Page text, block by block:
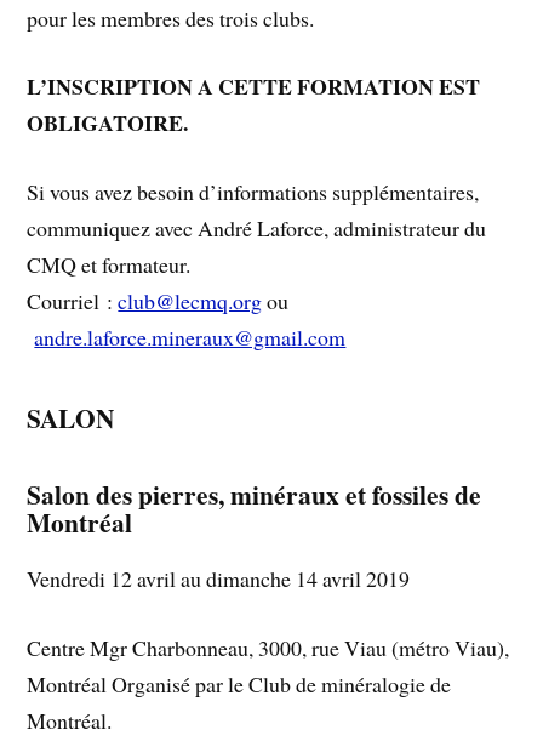
pour les membres des trois clubs.
L’INSCRIPTION A CETTE FORMATION EST
OBLIGATOIRE.
Si vous avez besoin d’informations supplémentaires,
communiquez avec André Laforce, administrateur du
CMQ et formateur.
Courriel :club@lecmq.orgou
andre.laforce.mineraux@gmail.com
SALON
Salon des pierres, minéraux et fossiles de
Montréal
Vendredi 12 avril au dimanche 14 avril 2019
Centre Mgr Charbonneau, 3000, rue Viau (métro Viau),
Montréal Organisé par le Club de minéralogie de
Montréal.